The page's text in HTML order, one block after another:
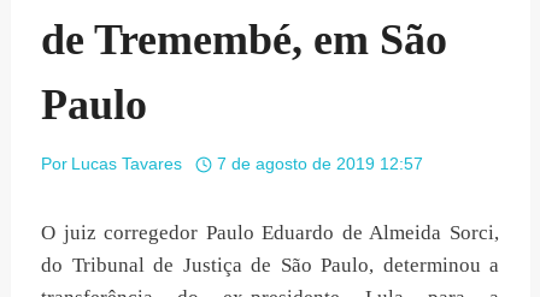
de Tremembé, em São
Paulo
Por Lucas Tavares 7 de agosto de 2019 12:57
O juiz corregedor Paulo Eduardo de Almeida Sorci,
do Tribunal de Justiça de São Paulo, determinou a